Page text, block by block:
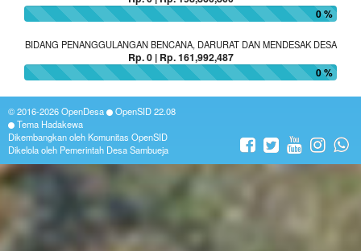
0 %
BIDANG PENANGGULANGAN BENCANA, DARURAT DAN MENDESAK DESA
Rp. 0 | Rp. 161,992,487
0 %
© 2016-2026OpenDesa OpenSID22.08
Tema Hadakewa
Dikembangkan oleh Komunitas OpenSID
Dikelola oleh Pemerintah Desa Sambueja